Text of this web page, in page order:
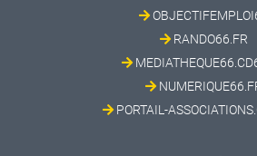
RANDO66.FR
PORTAIL-